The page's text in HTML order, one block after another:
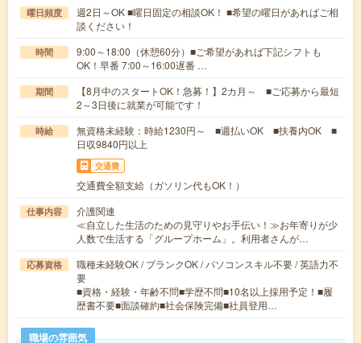
曜日頻度
週2日～OK ■曜日固定の相談OK！ ■希望の曜日があればご相
談ください！
時間
9:00～18:00（休憩60分）■ご希望があれば下記シフトも
OK！早番 7:00～16:00遅番 …
期間
【8月中のスタートOK！急募！】2カ月～ ■ご応募から最短
2～3日後に就業が可能です！
時給
無資格未経験：時給1230円～ ■週払いOK ■扶養内OK ■
日収9840円以上
交通費
交通費全額支給（ガソリン代もOK！）
仕事内容
介護関連
≪自立した生活のための見守りやお手伝い！≫お年寄りが少
人数で生活する「グループホーム」。利用者さんが…
応募資格
職種未経験OK / ブランクOK / パソコンスキル不要 / 英語力不
要
■資格・経験・年齢不問■学歴不問■10名以上採用予定！■履
歴書不要■面談確約■社会保険完備■社員登用…
職場の雰囲気